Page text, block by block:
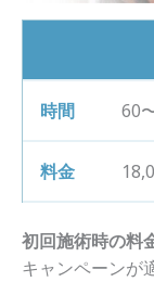
60
初回施術時の料
キャンペーンが